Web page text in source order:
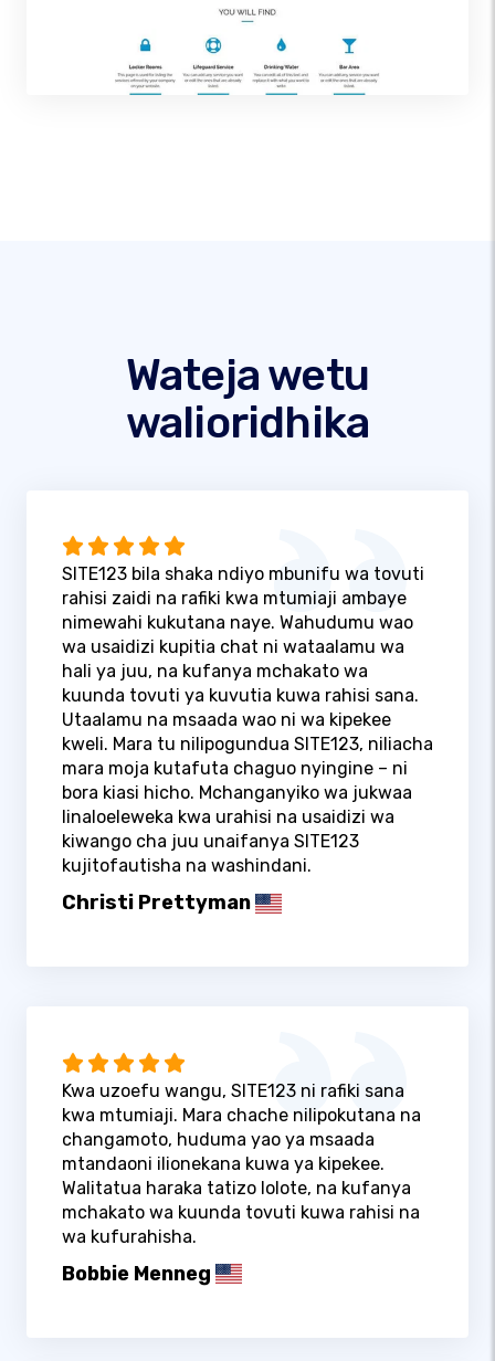
Wateja wetu
walioridhika
SITE123 bila shaka ndiyo mbunifu wa tovuti
rahisi zaidi na rafiki kwa mtumiaji ambaye
nimewahi kukutana naye. Wahudumu wao
wa usaidizi kupitia chat ni wataalamu wa
hali ya juu, na kufanya mchakato wa
kuunda tovuti ya kuvutia kuwa rahisi sana.
Utaalamu na msaada wao ni wa kipekee
kweli. Mara tu nilipogundua SITE123, niliacha
mara moja kutafuta chaguo nyingine – ni
bora kiasi hicho. Mchanganyiko wa jukwaa
linaloeleweka kwa urahisi na usaidizi wa
kiwango cha juu unaifanya SITE123
kujitofautisha na washindani.
Christi Prettyman
Kwa uzoefu wangu, SITE123 ni rafiki sana
kwa mtumiaji. Mara chache nilipokutana na
changamoto, huduma yao ya msaada
mtandaoni ilionekana kuwa ya kipekee.
Walitatua haraka tatizo lolote, na kufanya
mchakato wa kuunda tovuti kuwa rahisi na
wa kufurahisha.
Bobbie Menneg